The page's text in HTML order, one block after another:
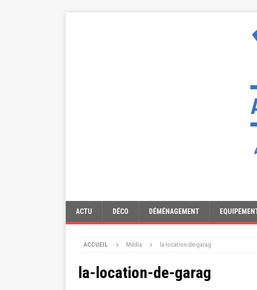
ACTU DÉCO DÉMÉNAGEMENT
ACCUEIL Média la-location-de-garag
la-location-de-garag